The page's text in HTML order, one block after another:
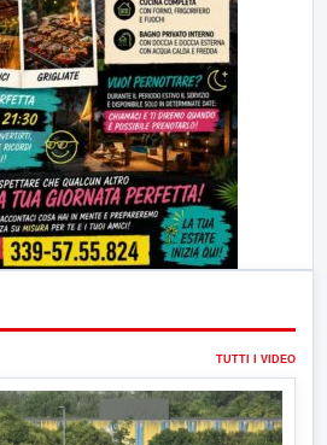
TUTTI I VIDEO